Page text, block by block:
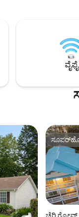
ಮಿರ್ಟಲ್
ವೈಫೈ